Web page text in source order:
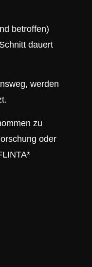
betroffen)
dauert
werden
zu
oder